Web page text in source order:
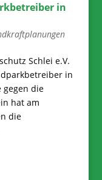
in
Schlei e.V.
in
gegen die
hat am
die